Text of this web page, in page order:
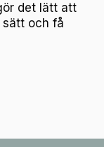
det lätt att
och få